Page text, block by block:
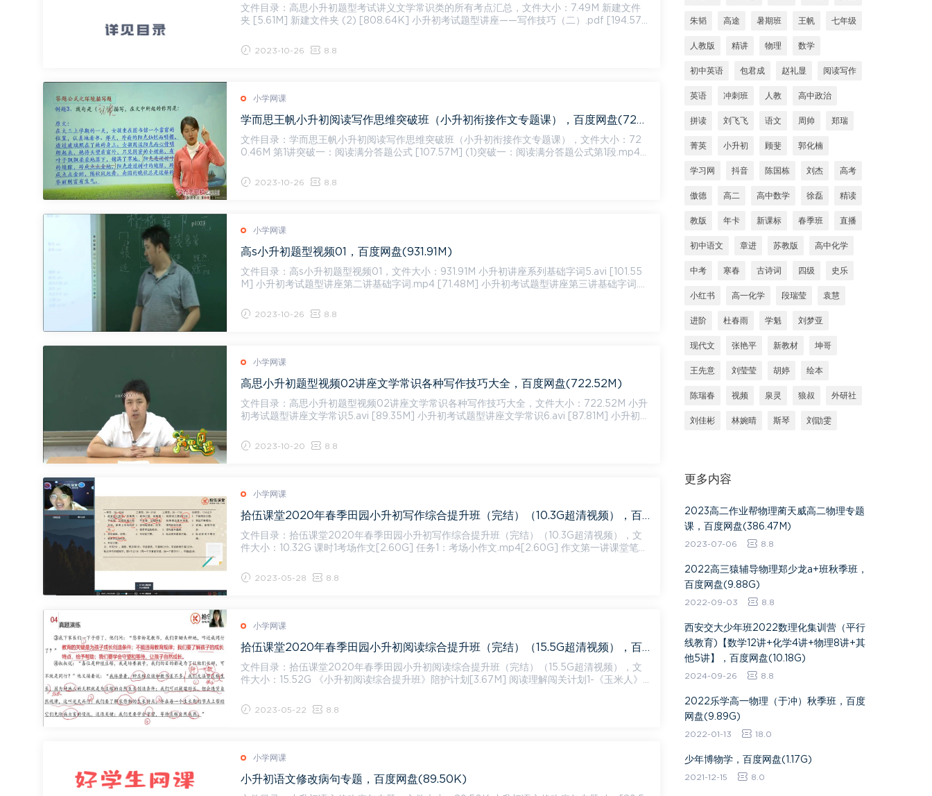
文件目录：高思小升初题型考试讲义文学常识类的所有考点汇总，文件大小：7.49M 新建文件
夹 [5.61M] 新建文件夹 (2) [808.64K] 小升初考试题型讲座——写作技巧（二）.pdf [194.57
2023-10-26 8.8
小学网课
学而思王帆小升初阅读写作思维突破班（小升初衔接作文专题课），百度网盘(720.46M)
文件目录：学而思王帆小升初阅读写作思维突破班（小升初衔接作文专题课），文件大小：72
0.46M 第1讲突破一：阅读满分答题公式 [107.57M] (1)突破一：阅读满分答题公式第1段.mp4
2023-10-26 8.8
小学网课
高s小升初题型视频01，百度网盘(931.91M)
文件目录：高s小升初题型视频01，文件大小：931.91M 小升初讲座系列基础字词5.avi [101.55
M] 小升初考试题型讲座第二讲基础字词.mp4 [71.48M] 小升初考试题型讲座第三讲基础字词.m
2023-10-26 8.8
小学网课
高思小升初题型视频02讲座文学常识各种写作技巧大全，百度网盘(722.52M)
文件目录：高思小升初题型视频02讲座文学常识各种写作技巧大全，文件大小：722.52M 小升
初考试题型讲座文学常识5.avi [89.35M] 小升初考试题型讲座文学常识6.avi [87.81M] 小升初
2023-10-20 8.8
小学网课
拾伍课堂2020年春季田园小升初写作综合提升班（完结）（10.3G超清视频），百度网盘(10.32G)
文件目录：拾伍课堂2020年春季田园小升初写作综合提升班（完结）（10.3G超清视频），文
件大小：10.32G 课时1考场作文[2.60G] 任务1：考场小作文.mp4[2.60G] 作文第一讲课堂笔
2023-05-28 8.8
小学网课
拾伍课堂2020年春季田园小升初阅读综合提升班（完结）（15.5G超清视频），百度网盘(15.52G)
文件目录：拾伍课堂2020年春季田园小升初阅读综合提升班（完结）（15.5G超清视频），文
件大小：15.52G 《小升初阅读综合提升班》陪护计划[3.67M] 阅读理解闯关计划1-《玉米人》.
2023-05-22 8.8
小学网课
小升初语文修改病句专题，百度网盘(89.50K)
朱韬 高途 暑期班 王帆 七年级
人教版 精讲 物理 数学
初中英语 包君成 赵礼显 阅读写作
英语 冲刺班 人教 高中政治
拼读 刘飞飞 语文 周帅 郑瑞
菁英 小升初 顾斐 郭化楠
学习网 抖音 陈国栋 刘杰 高考
傲德 高二 高中数学 徐磊 精读
教版 年卡 新课标 春季班 直播
初中语文 章进 苏教版 高中化学
中考 寒春 古诗词 四级 史乐
小红书 高一化学 段瑞莹 袁慧
进阶 杜春雨 学魁 刘梦亚
现代文 张艳平 新教材 坤哥
王先意 刘莹莹 胡婷 绘本
陈瑞春 视频 泉灵 狼叔 外研社
刘佳彬 林婉晴 斯琴 刘勖雯
更多内容
2023高二作业帮物理蔺天威高二物理专题
课，百度网盘(386.47M)
2023-07-06 8.8
2022高三猿辅导物理郑少龙a+班秋季班，
百度网盘(9.88G)
2022-09-03 8.8
西安交大少年班2022数理化集训营（平行
线教育)【数学12讲+化学4讲+物理8讲+其
他5讲】，百度网盘(10.18G)
2024-09-26 8.8
2022乐学高一物理（于冲）秋季班，百度
网盘(9.89G)
2022-01-13 18.0
少年博物学，百度网盘(1.17G)
2021-12-15 8.0